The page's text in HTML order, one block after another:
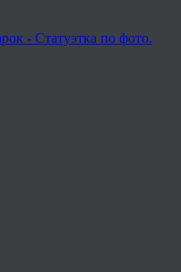
- Статуэтка по фото.